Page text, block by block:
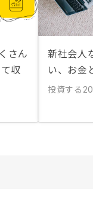
さん
収
新社会人
い、お金
投資する